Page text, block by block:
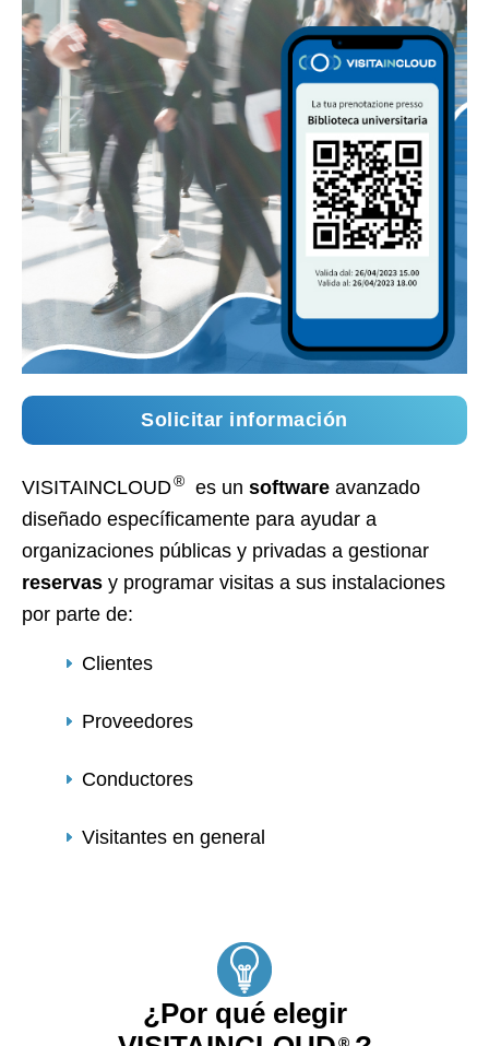
Solicitar información
VISITAINCLOUD® es un software avanzado
diseñado específicamente para ayudar a
organizaciones públicas y privadas a gestionar
reservas y programar visitas a sus instalaciones
por parte de:
Clientes
Proveedores
Conductores
Visitantes en general
¿Por qué elegir
®